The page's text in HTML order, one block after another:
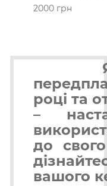
2000 грн
році та
–
до
вашого